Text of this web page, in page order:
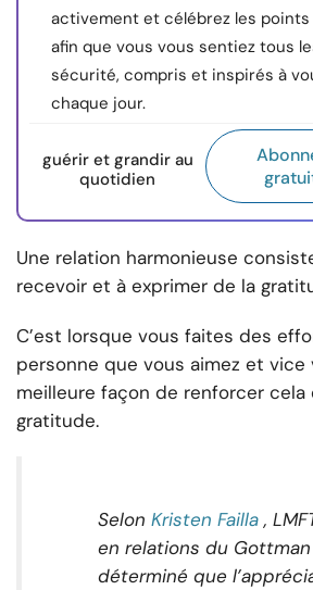
activement et célébrez les
afin que vous vous sentiez tous
sécurité, compris et inspirés à
chaque jour.
guérir et grandir au
quotidien
Une relation harmonieuse
recevoir et à exprimer de la
C’est lorsque vous faites des
personne que vous aimez et vice
meilleure façon de renforcer cela
gratitude.
Selon Kristen Failla ,
en relations du
déterminé que